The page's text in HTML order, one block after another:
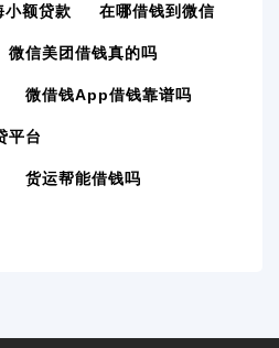
小额贷款 在哪借钱到微信
微信美团借钱真的吗
微借钱app借钱靠谱吗
平台
货运帮能借钱吗